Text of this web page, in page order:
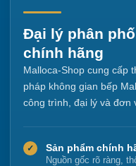
Đại lý phân
chính hãng
Malloca-Shop cung cấp
pháp không gian bếp
công trình, đại lý và đơn
✓ Sản phẩm chính
Nguồn gốc rõ ràng,